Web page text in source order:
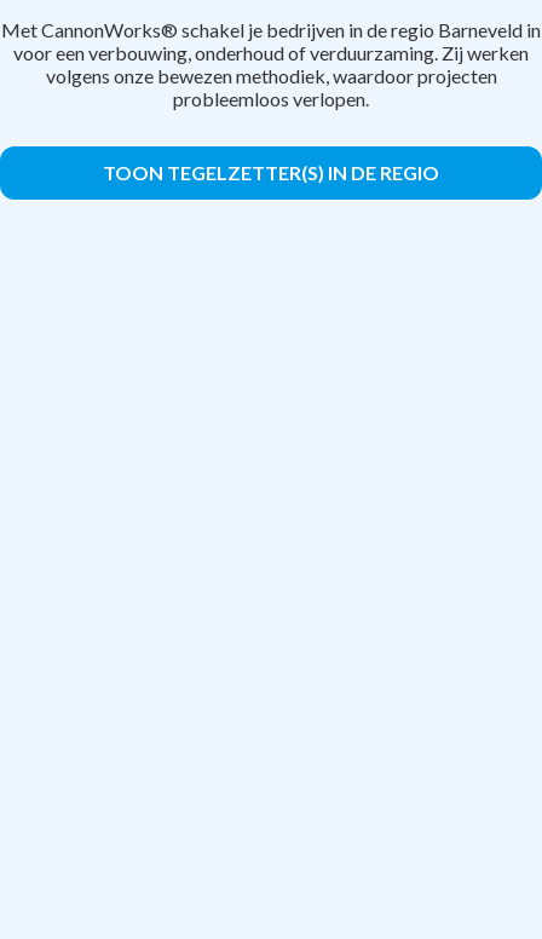
Met CannonWorks® schakel je bedrijven in de regio Barneveld in
voor een verbouwing, onderhoud of verduurzaming. Zij werken
volgens onze bewezen methodiek, waardoor projecten
probleemloos verlopen.
TOON TEGELZETTER(S) IN DE REGIO